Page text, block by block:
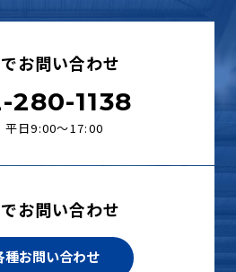
お問い合わせ
280-1138
平日9:00〜17:00
お問い合わせ
種お問い合わせ